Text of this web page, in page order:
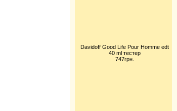
Davidoff Good Life Pour Homme edt
40 ml тестер
747грн.